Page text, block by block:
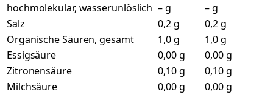
hochmolekular, wasserunlöslich – g
– g
Salz
0,2 g
0,2 g
Organische Säuren, gesamt
1,0 g
1,0 g
Essigsäure
0,00 g
0,00 g
Zitronensäure
0,10 g
0,10 g
Milchsäure
0,00 g
0,00 g